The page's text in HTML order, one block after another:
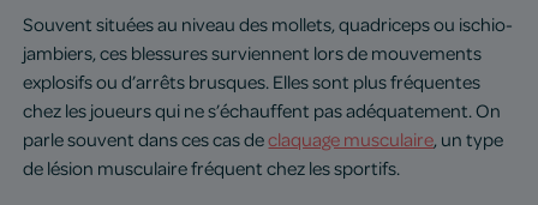
Souvent situées au niveau des mollets, quadriceps ou ischio-
jambiers, ces blessures surviennent lors de mouvements
explosifs ou d’arrêts brusques. Elles sont plus fréquentes
chez les joueurs qui ne s’échauffent pas adéquatement. On
parle souvent dans ces cas declaquage musculaire, un type
de lésion musculaire fréquent chez les sportifs.